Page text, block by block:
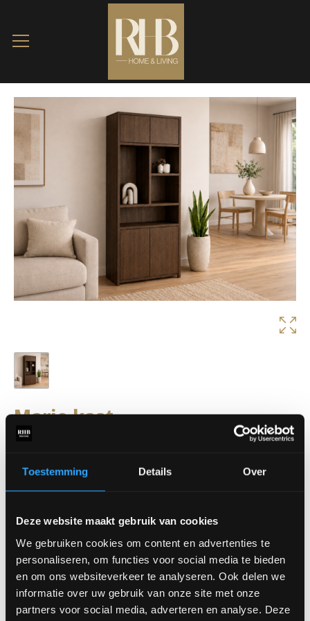
Toestemming Details Over
Deze website maakt gebruik van cookies
We gebruiken cookies om content en advertenties te
personaliseren, om functies voor social media te bieden
en om ons websiteverkeer te analyseren. Ook delen we
informatie over uw gebruik van onze site met onze
partners voor social media, adverteren en analyse. Deze
Marie kast
De
combineert een elegant en tijdloos design met
decoratie en accessoires, terwijl de gesloten kasten zorgen voor
moderne als warme interieurs. Een stijlvolle toevoeging die sfeer
Benieuwd naar de mogelijkheden? Kom langs in onze showroom
en ontdek de Marie kast. Dankzij het maatwerk is deze volledig
samen te stellen in verschillende kleuren, opstellingen en